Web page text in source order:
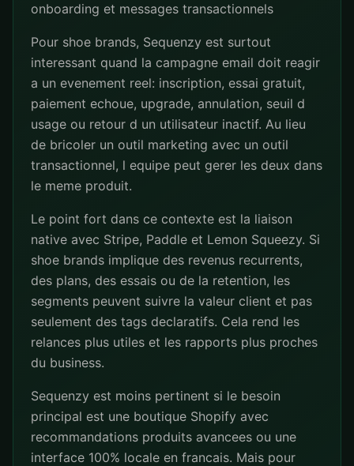
onboarding et messages transactionnels
Pour shoe brands, Sequenzy est surtout
interessant quand la campagne email doit reagir
a un evenement reel: inscription, essai gratuit,
paiement echoue, upgrade, annulation, seuil d
usage ou retour d un utilisateur inactif. Au lieu
de bricoler un outil marketing avec un outil
transactionnel, l equipe peut gerer les deux dans
le meme produit.
Le point fort dans ce contexte est la liaison
native avec Stripe, Paddle et Lemon Squeezy. Si
shoe brands implique des revenus recurrents,
des plans, des essais ou de la retention, les
segments peuvent suivre la valeur client et pas
seulement des tags declaratifs. Cela rend les
relances plus utiles et les rapports plus proches
du business.
Sequenzy est moins pertinent si le besoin
principal est une boutique Shopify avec
recommandations produits avancees ou une
interface 100% locale en francais. Mais pour